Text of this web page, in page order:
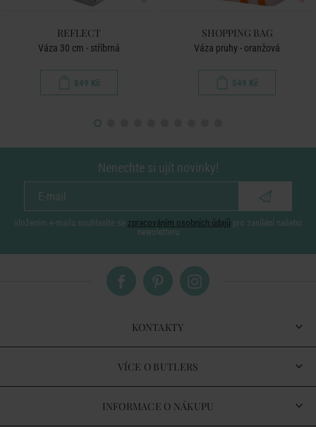
REFLECT
Váza 30 cm - stříbrná
849 Kč
SHOPPING BAG
Váza pruhy - oranžová
549 Kč
Nenechte si ujít novinky!
vložením e-mailu souhlasíte se zpracováním osobních údajů pro zasílání našeho
newsletteru
KONTAKTY
VÍCE O BUTLERS
INFORMACE O NÁKUPU